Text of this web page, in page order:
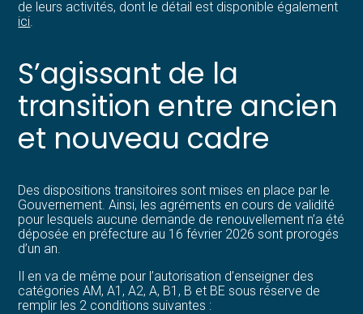
de leurs activités, dont le détail est disponible également
ici
S’agissant de la
transition entre ancien
et nouveau cadre
Des dispositions transitoires sont mises en place par le
Gouvernement. Ainsi, les agréments en cours de validité
pour lesquels aucune demande de renouvellement n’a été
déposée en préfecture au 16 février 2026 sont prorogés
d’un an.
Il en va de même pour l’autorisation d’enseigner des
catégories AM, A1, A2, A, B1, B et BE sous réserve de
remplir les 2 conditions suivantes :